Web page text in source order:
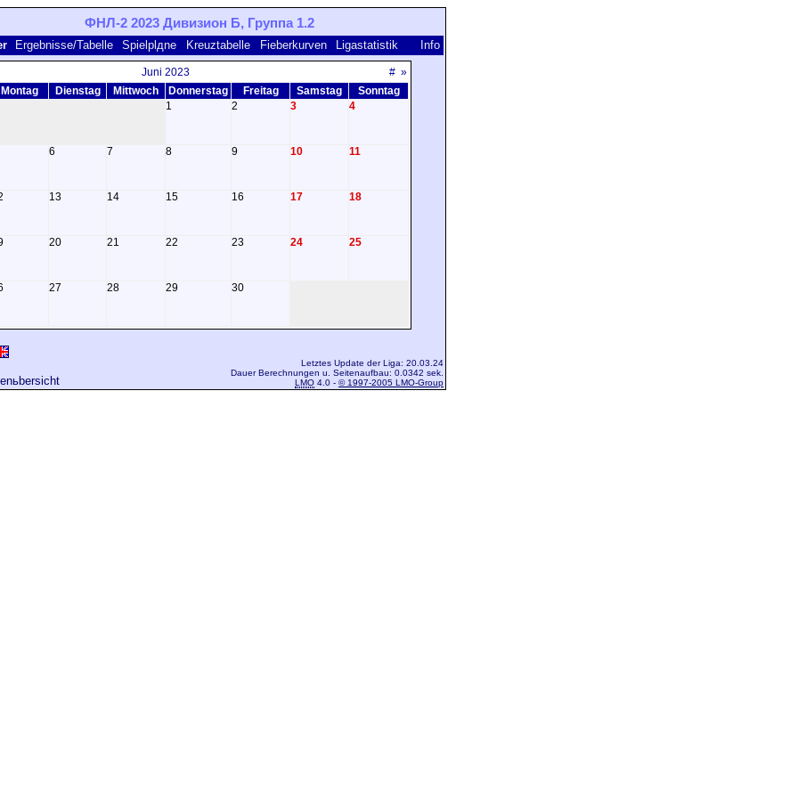
ФНЛ-2 2023 Дивизион Б, Группа 1.2
Ergebnisse/Tabelle Spielplдne Kreuztabelle Fieberkurven Ligastatistik Info
Juni 2023 # »
Montag
Dienstag Mittwoch Donnerstag Freitag Samstag
Sonntag
1
2 3 4
6 7 8 9 10 11
13 14 15 16 17 18
20 21 22 23 24 25
27 28 29 30
Letztes Update der Liga: 20.03.24
Dauer Berechnungen u. Seitenaufbau: 0.0342 sek.
LMO 4.0 - © 1997-2005 LMO-Group